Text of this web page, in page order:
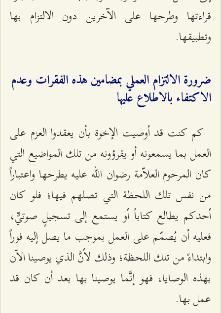
قراءتها وطرحها على الآخرين دون الالتزام بها
وتطبيقها.
ضرورة الالتزام العملي بمضامين هذه الفقرات وعدم
الاكتفاء بالاطلاع عليها
كم كنت قد أوصيت الإخوة بأن يعقدوا العزم على
العمل بما يسمعونه أو يقرؤونه من تلك المواضيع التي
كان المرحوم العلاّمة رضوان الله عليه يطرحها واعتباراً
من نفس تلك اللحظة التي تصلهم فيها؛ فلو كان
أحدكم يطالع كتاباً أو يستمع إلى تسجيلٍ صوتيٍّ،
فعليه أن يُصمّم على العمل بموجب ما يصل إليه فوراً
وابتداءً من تلك اللحظة؛ وذلك لأنَّ الذي يوصينا الآن
بهذه الوصايا، فهو إنَّما يوصينا بها بعد أن كان قد
عمل بها.